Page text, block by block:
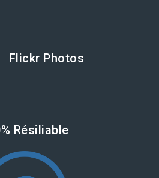
Flickr Photos
Résiliable